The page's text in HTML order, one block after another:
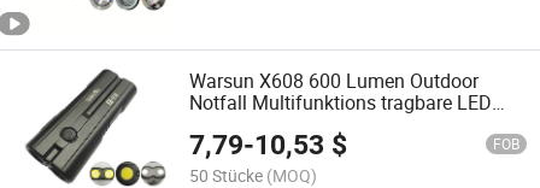
Warsun X608 600 Lumen Outdoor
Notfall Multifunktions tragbare LED
Taschenlampe mit Magnet
7,79-10,53 $ FOB
50 Stücke (MOQ)